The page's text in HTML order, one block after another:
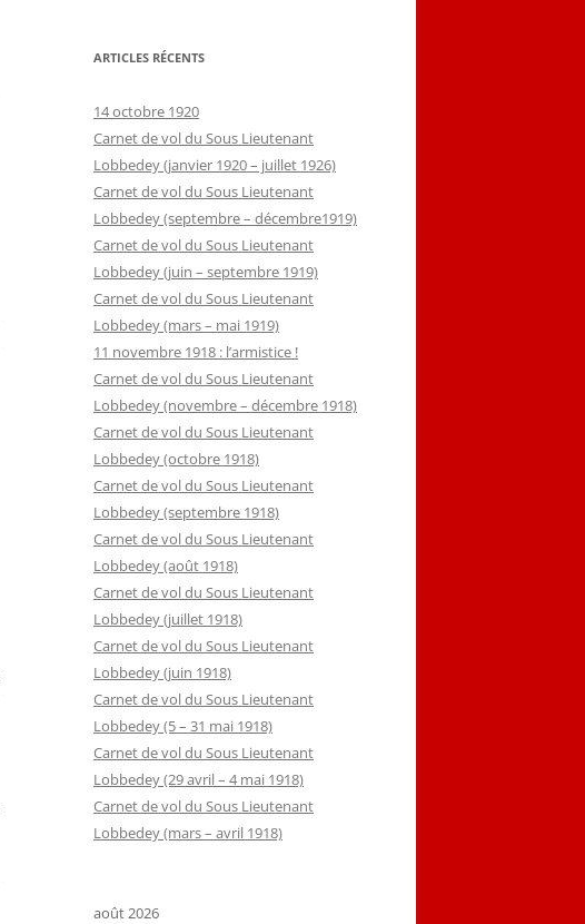
ARTICLES RÉCENTS
14 octobre 1920
Carnet de vol du Sous Lieutenant
Lobbedey (janvier 1920 – juillet 1926)
Carnet de vol du Sous Lieutenant
Lobbedey (septembre – décembre1919)
Carnet de vol du Sous Lieutenant
Lobbedey (juin – septembre 1919)
Carnet de vol du Sous Lieutenant
Lobbedey (mars – mai 1919)
11 novembre 1918 : l’armistice !
Carnet de vol du Sous Lieutenant
Lobbedey (novembre – décembre 1918)
Carnet de vol du Sous Lieutenant
Lobbedey (octobre 1918)
Carnet de vol du Sous Lieutenant
Lobbedey (septembre 1918)
Carnet de vol du Sous Lieutenant
Lobbedey (août 1918)
Carnet de vol du Sous Lieutenant
Lobbedey (juillet 1918)
Carnet de vol du Sous Lieutenant
Lobbedey (juin 1918)
Carnet de vol du Sous Lieutenant
Lobbedey (5 – 31 mai 1918)
Carnet de vol du Sous Lieutenant
Lobbedey (29 avril – 4 mai 1918)
Carnet de vol du Sous Lieutenant
Lobbedey (mars – avril 1918)
août 2026